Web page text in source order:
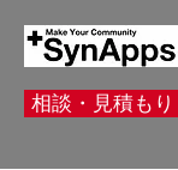
相談・見積もり